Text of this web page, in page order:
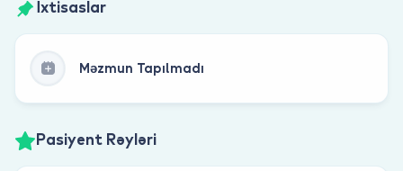
İxtisaslar
Məzmun Tapılmadı
Pasiyent Rəyləri